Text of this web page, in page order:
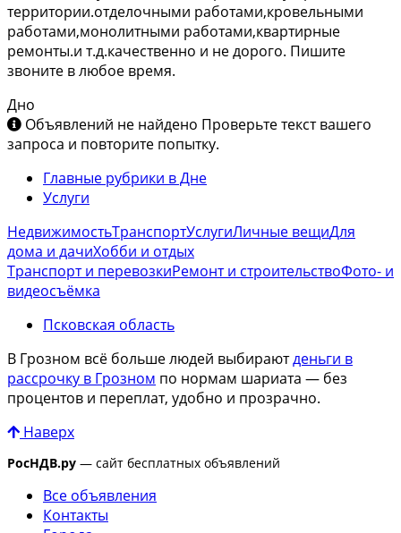
территории.отделочными работами,кровельными
работами,монолитными работами,квартирные
ремонты.и т.д.качественно и не дорого. Пишите
звоните в любое время.
Дно
Объявлений не найдено Проверьте текст вашего
запроса и повторите попытку.
Главные рубрики в Дне
Услуги
НедвижимостьТранспортУслугиЛичные вещиДля
дома и дачиХобби и отдых
Транспорт и перевозкиРемонт и строительствоФото- и
видеосъёмка
Псковская область
В Грозном всё больше людей выбираютденьги в
рассрочку в Грозном по нормам шариата — без
процентов и переплат, удобно и прозрачно.
Наверх
РосНДВ.ру — сайт бесплатных объявлений
Все объявления
Контакты